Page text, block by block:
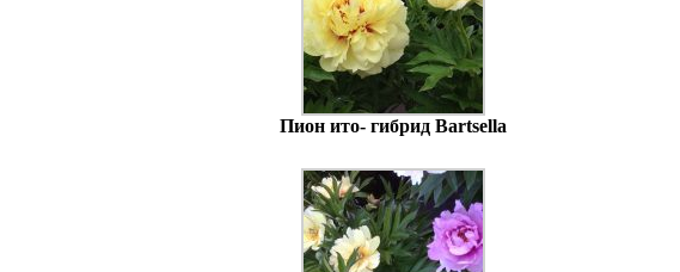
Пион ито- гибрид Bartsella